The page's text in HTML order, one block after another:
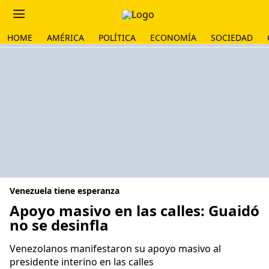
HOME AMÉRICA POLÍTICA ECONOMÍA SOCIEDAD
Venezuela tiene esperanza
Apoyo masivo en las calles: Guaidó
no se desinfla
Venezolanos manifestaron su apoyo masivo al
presidente interino en las calles